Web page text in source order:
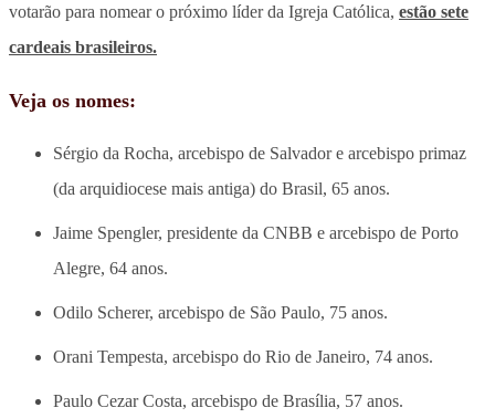
votarão para nomear o próximo líder da Igreja Católica, estão sete
cardeais brasileiros.
Veja os nomes:
Sérgio da Rocha, arcebispo de Salvador e arcebispo primaz
(da arquidiocese mais antiga) do Brasil, 65 anos.
Jaime Spengler, presidente da CNBB e arcebispo de Porto
Alegre, 64 anos.
Odilo Scherer, arcebispo de São Paulo, 75 anos.
Orani Tempesta, arcebispo do Rio de Janeiro, 74 anos.
Paulo Cezar Costa, arcebispo de Brasília, 57 anos.